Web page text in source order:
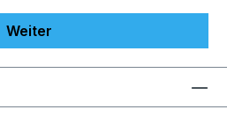
Weiter